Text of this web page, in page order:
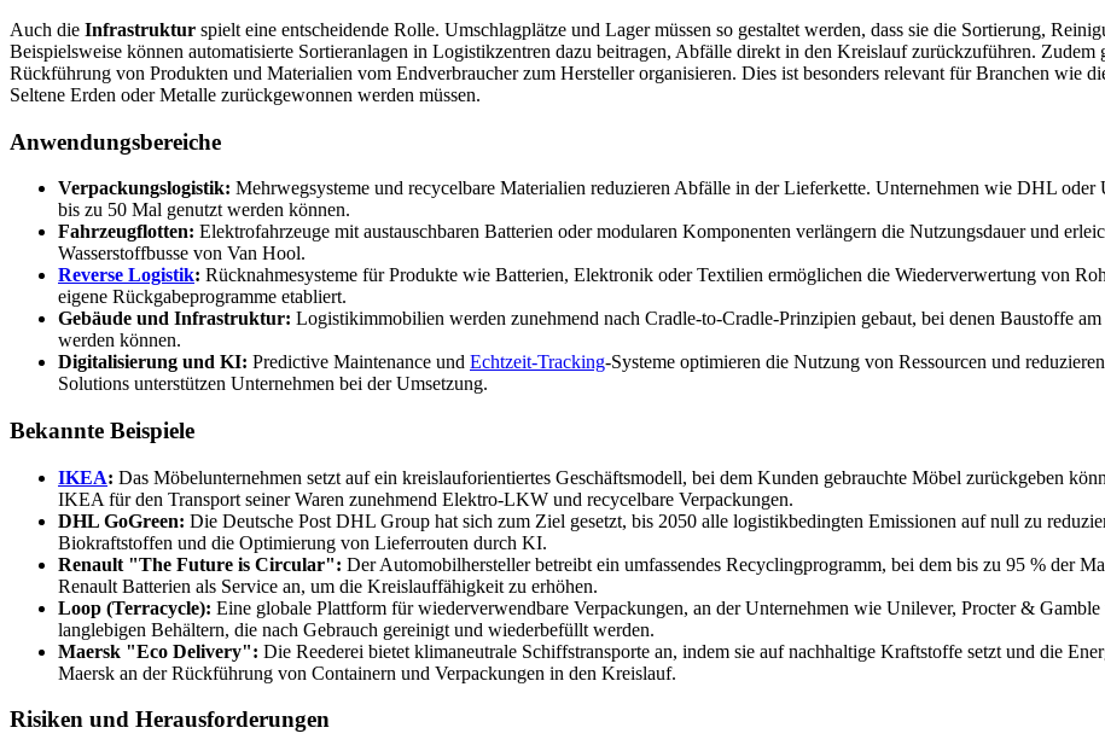
Auch die Infrastruktur spielt eine entscheidende Rolle. Umschlagplätze und Lager müssen so gestaltet werden, dass sie die Sortierung,
Beispielsweise können automatisierte Sortieranlagen in Logistikzentren dazu beitragen, Abfälle direkt in den Kreislauf zurückzuführen. Zudem
Rückführung von Produkten und Materialien vom Endverbraucher zum Hersteller organisieren. Dies ist besonders relevant für Branchen wie
Seltene Erden oder Metalle zurückgewonnen werden müssen.
Anwendungsbereiche
Verpackungslogistik: Mehrwegsysteme und recycelbare Materialien reduzieren Abfälle in der Lieferkette. Unternehmen wie DHL oder
bis zu 50 Mal genutzt werden können.
Fahrzeugflotten: Elektrofahrzeuge mit austauschbaren Batterien oder modularen Komponenten verlängern die Nutzungsdauer und
Wasserstoffbusse von Van Hool.
Reverse Logistik: Rücknahmesysteme für Produkte wie Batterien, Elektronik oder Textilien ermöglichen die Wiederverwertung von
eigene Rückgabeprogramme etabliert.
Gebäude und Infrastruktur: Logistikimmobilien werden zunehmend nach Cradle-to-Cradle-Prinzipien gebaut, bei denen Baustoffe
werden können.
Digitalisierung und KI: Predictive Maintenance und Echtzeit-Tracking-Systeme optimieren die Nutzung von Ressourcen und
Solutions unterstützen Unternehmen bei der Umsetzung.
Bekannte Beispiele
IKEA: Das Möbelunternehmen setzt auf ein kreislauforientiertes Geschäftsmodell, bei dem Kunden gebrauchte Möbel zurückgeben
IKEA für den Transport seiner Waren zunehmend Elektro-LKW und recycelbare Verpackungen.
DHL GoGreen: Die Deutsche Post DHL Group hat sich zum Ziel gesetzt, bis 2050 alle logistikbedingten Emissionen auf null zu
Biokraftstoffen und die Optimierung von Lieferrouten durch KI.
Renault "The Future is Circular": Der Automobilhersteller betreibt ein umfassendes Recyclingprogramm, bei dem bis zu 95 % der
Renault Batterien als Service an, um die Kreislauffähigkeit zu erhöhen.
Loop (Terracycle): Eine globale Plattform für wiederverwendbare Verpackungen, an der Unternehmen wie Unilever, Procter &
langlebigen Behältern, die nach Gebrauch gereinigt und wiederbefüllt werden.
Maersk "Eco Delivery": Die Reederei bietet klimaneutrale Schiffstransporte an, indem sie auf nachhaltige Kraftstoffe setzt und die
Maersk an der Rückführung von Containern und Verpackungen in den Kreislauf.
Risiken und Herausforderungen